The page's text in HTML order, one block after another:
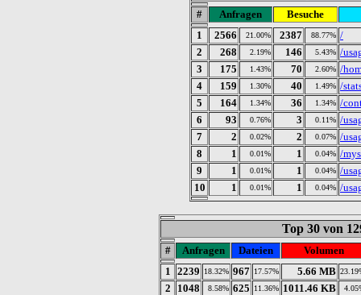
# Anfragen
Besuche
1
2566 21.00% 2387 88.77% /
2
268 2.19% 146 5.43% /
3
175 1.43% 70 2.60% /
4
159 1.30% 40 1.49% /
5
164 1.34% 36 1.34% /
6
93 0.76% 3 0.11% /
7
2 0.02% 2 0.07% /
8
1 0.01% 1 0.04% /
9
1 0.01% 1 0.04% /
10
1 0.01% 1 0.04% /
Top 30 von
# Anfragen Dateien
Volumen
1
2239 18.32% 967 17.57% 5.66 MB
2 1048 8.58% 625 11.36% 1011.46 KB